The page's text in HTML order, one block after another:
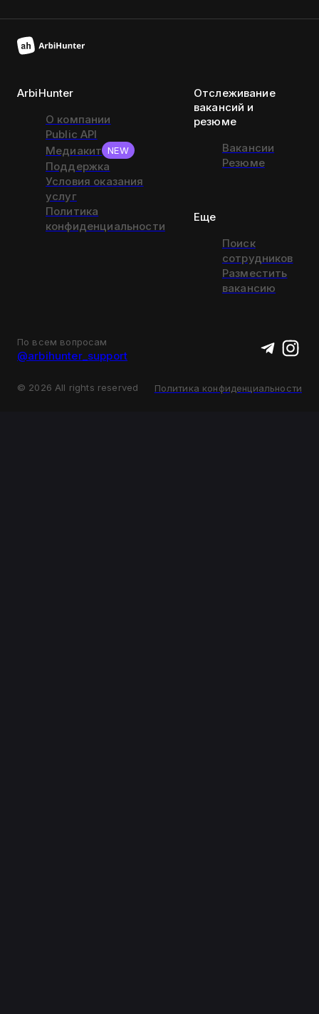
ArbiHunter
О компании
Public API
Медиакит NEW
Поддержка
Условия оказания
услуг
Политика
конфиденциальности
Отслеживание
вакансий и
резюме
Вакансии
Резюме
Еще
Поиск
сотрудников
Разместить
вакансию
По всем вопросам
@arbihunter_support
© 2026 All rights reserved Политика конфиденциальности